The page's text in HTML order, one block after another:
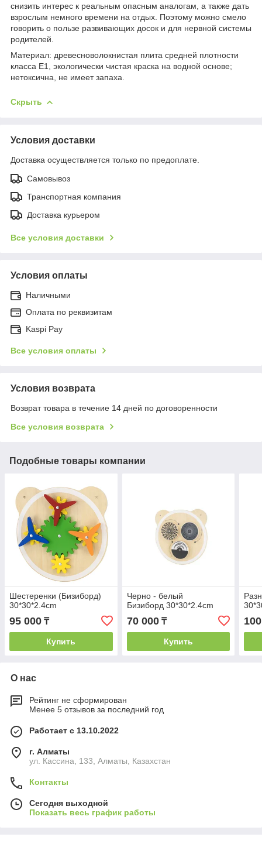
снизить интерес к реальным опасным аналогам, а также дать
взрослым немного времени на отдых. Поэтому можно смело
говорить о пользе развивающих досок и для нервной системы
родителей.
Материал: древесноволокнистая плита средней плотности
класса E1, экологически чистая краска на водной основе;
нетоксична, не имеет запаха.
Скрыть
Условия доставки
Доставка осуществляется только по предоплате.
Самовывоз
Транспортная компания
Доставка курьером
Все условия доставки
Условия оплаты
Наличными
Оплата по реквизитам
Kaspi Pay
Все условия оплаты
Условия возврата
Возврат товара в течение 14 дней по договоренности
Все условия возврата
Подобные товары компании
Шестеренки (Бизиборд)
30*30*2.4cm
95 000 ₸
Купить
Черно - белый
Бизиборд 30*30*2.4cm
70 000₸
Купить
О нас
Рейтинг не сформирован
Менее 5 отзывов за последний год
Работает с 13.10.2022
г. Алматы
ул. Кассина, 133, Алматы, Казахстан
Контакты
Сегодня выходной
Показать весь график работы